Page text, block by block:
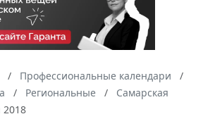
Профессиональные календари
Региональные
Самарская
2018